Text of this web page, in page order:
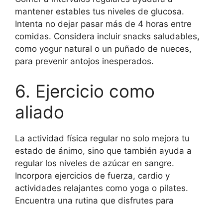
mantener estables tus niveles de glucosa.
Intenta no dejar pasar más de 4 horas entre
comidas. Considera incluir snacks saludables,
como yogur natural o un puñado de nueces,
para prevenir antojos inesperados.
6. Ejercicio como
aliado
La actividad física regular no solo mejora tu
estado de ánimo, sino que también ayuda a
regular los niveles de azúcar en sangre.
Incorpora ejercicios de fuerza, cardio y
actividades relajantes como yoga o pilates.
Encuentra una rutina que disfrutes para